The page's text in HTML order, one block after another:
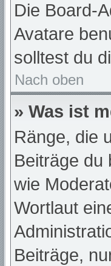
Die Board-
Avatare
solltest du
Nach oben
» Was ist
Ränge, die
Beiträge du
wie
Wortlaut
Beiträge,